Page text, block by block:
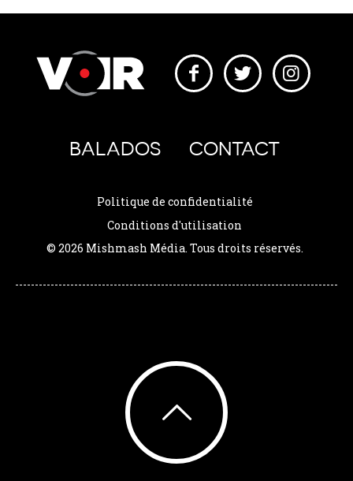
BALADOS CONTACT
Politique de confidentialité
Conditions d'utilisation
© 2026 Mishmash Média. Tous droits réservés.